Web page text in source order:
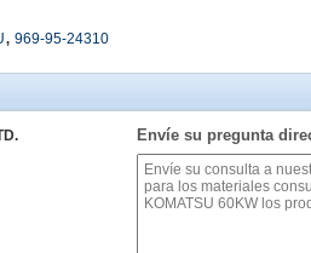
, 969-95-24310
Envíe su pregunta